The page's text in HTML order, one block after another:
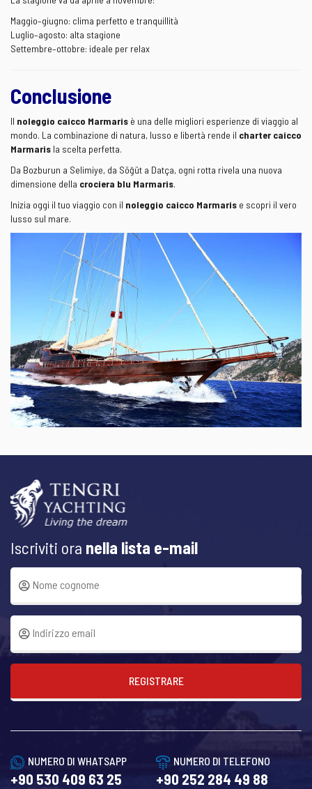
Maggio–giugno: clima perfetto e tranquillità
Luglio–agosto: alta stagione
Settembre–ottobre: ideale per relax
Conclusione
Il noleggio caicco Marmaris è una delle migliori esperienze di viaggio al
mondo. La combinazione di natura, lusso e libertà rende il charter caicco
Marmaris la scelta perfetta.
Da Bozburun a Selimiye, da Söğüt a Datça, ogni rotta rivela una nuova
dimensione della crociera blu Marmaris.
Inizia oggi il tuo viaggio con il noleggio caicco Marmaris e scopri il vero
lusso sul mare.
Iscriviti ora nella lista e-mail
REGISTRARE
NUMERO DI WHATSAPP
+90 530 409 63 25
NUMERO DI TELEFONO
+90 252 284 49 88